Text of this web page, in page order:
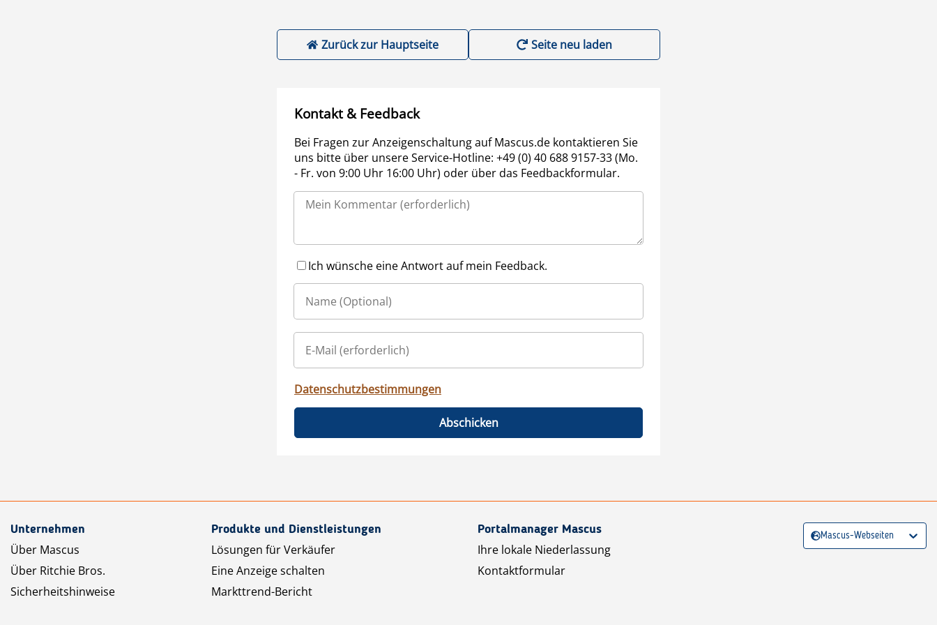
Zurück zur Hauptseite Seite neu laden
Kontakt & Feedback
Bei Fragen zur Anzeigenschaltung auf Mascus.de kontaktieren Sie
uns bitte über unsere Service-Hotline: +49 (0) 40 688 9157-33 (Mo.
- Fr. von 9:00 Uhr 16:00 Uhr) oder über das Feedbackformular.
Ich wünsche eine Antwort auf mein Feedback.
Datenschutzbestimmungen
Abschicken
Unternehmen
Über Mascus
Über Ritchie Bros.
Sicherheitshinweise
Produkte und Dienstleistungen
Lösungen für Verkäufer
Eine Anzeige schalten
Markttrend-Bericht
Portalmanager Mascus
Ihre lokale Niederlassung
Kontaktformular
Mascus-Webseiten